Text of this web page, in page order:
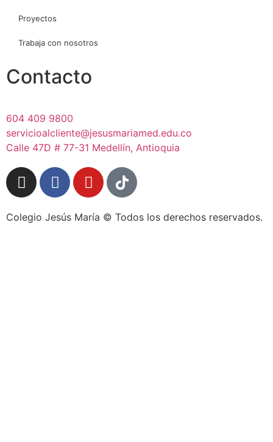
Proyectos
Trabaja con nosotros
Contacto
604 409 9800
servicioalcliente@jesusmariamed.edu.co
Calle 47D # 77-31 Medellín, Antioquia
Colegio Jesús María © Todos los derechos reservados.